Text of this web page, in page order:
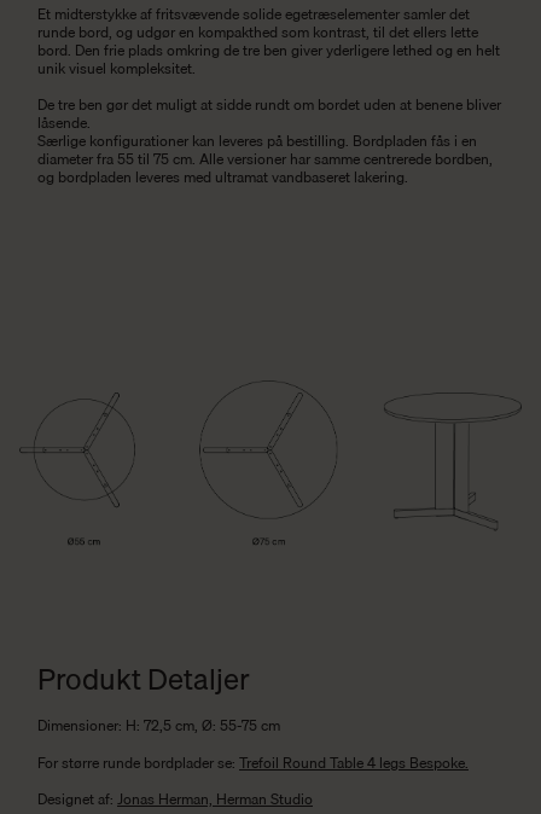
Et midterstykke af fritsvævende solide egetræselementer samler det
runde bord, og udgør en kompakthed som kontrast, til det ellers lette
bord. Den frie plads omkring de tre ben giver yderligere lethed og en helt
unik visuel kompleksitet.
De tre ben gør det muligt at sidde rundt om bordet uden at benene bliver
låsende.
Særlige konfigurationer kan leveres på bestilling. Bordpladen fås i en
diameter fra 55 til 75 cm. Alle versioner har samme centrerede bordben,
og bordpladen leveres med ultramat vandbaseret lakering.
Produkt Detaljer
Dimensioner: H: 72,5 cm, Ø: 55-75 cm
For større runde bordplader se: Trefoil Round Table 4 legs Bespoke.
Designet af: Jonas Herman, Herman Studio